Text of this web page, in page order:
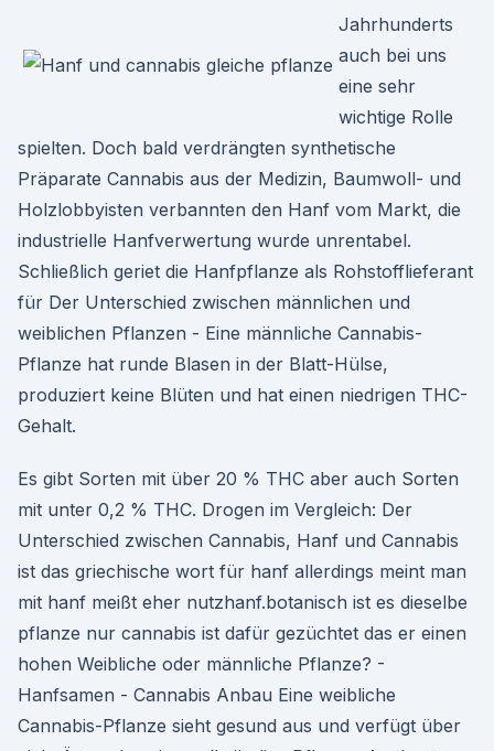
Jahrhunderts
auch bei uns
eine sehr
wichtige Rolle
spielten. Doch bald verdrängten synthetische
Präparate Cannabis aus der Medizin, Baumwoll- und
Holzlobbyisten verbannten den Hanf vom Markt, die
industrielle Hanfverwertung wurde unrentabel.
Schließlich geriet die Hanfpflanze als Rohstofflieferant
für Der Unterschied zwischen männlichen und
weiblichen Pflanzen - Eine männliche Cannabis-
Pflanze hat runde Blasen in der Blatt-Hülse,
produziert keine Blüten und hat einen niedrigen THC-
Gehalt.
Es gibt Sorten mit über 20 % THC aber auch Sorten
mit unter 0,2 % THC. Drogen im Vergleich: Der
Unterschied zwischen Cannabis, Hanf und Cannabis
ist das griechische wort für hanf allerdings meint man
mit hanf meißt eher nutzhanf.botanisch ist es dieselbe
pflanze nur cannabis ist dafür gezüchtet das er einen
hohen Weibliche oder männliche Pflanze? -
Hanfsamen - Cannabis Anbau Eine weibliche
Cannabis-Pflanze sieht gesund aus und verfügt über